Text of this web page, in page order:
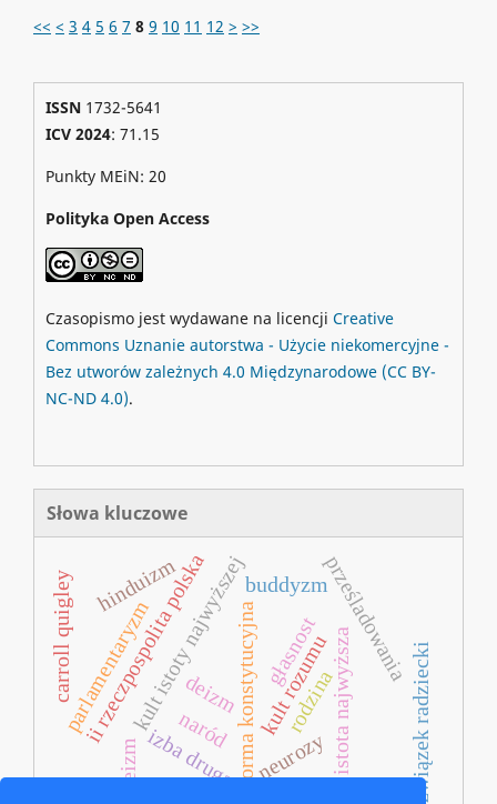
<< < 3 4 5 6 7 8 9 10 11 12 > >>
ISSN1732-5641
ICV 2024: 71.15
Punkty MEiN: 20
Polityka Open Access
Czasopismo jest wydawane na licencji Creative
Commons Uznanie autorstwa - Użycie niekomercyjne -
Bez utworów zależnych 4.0 Międzynarodowe (CC BY-
NC-ND 4.0).
Słowa kluczowe
rodzina
reforma konstytucyjna istota najwyższa
kult istoty najwyższejkult rozumu
ii rzeczpospolita polska
izba druga
parlamentaryzm prześladowania
hinduizm buddyzm
deizm
głasnost
neurozy
carroll quigley
ateizm
naród związek radziecki